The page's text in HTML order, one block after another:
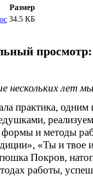
Размер
34.5 КБ
просмотр:
нескольких лет
практика,
и методы
«Ты и твое
Покров,
работы,